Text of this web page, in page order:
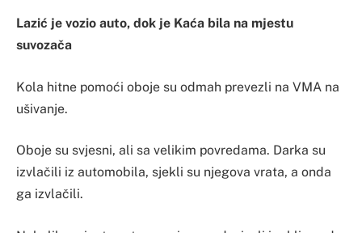
Lazić je vozio auto, dok je Kaća bila na mjestu
suvozača
Kola hitne pomoći oboje su odmah prevezli na VMA na
ušivanje.
Oboje su svjesni, ali sa velikim povredama. Darka su
izvlačili iz automobila, sjekli su njegova vrata, a onda
ga izvlačili.